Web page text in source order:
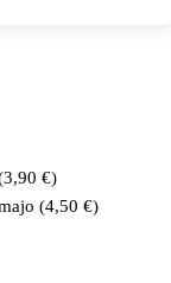
3,90 €)
(4,50 €)